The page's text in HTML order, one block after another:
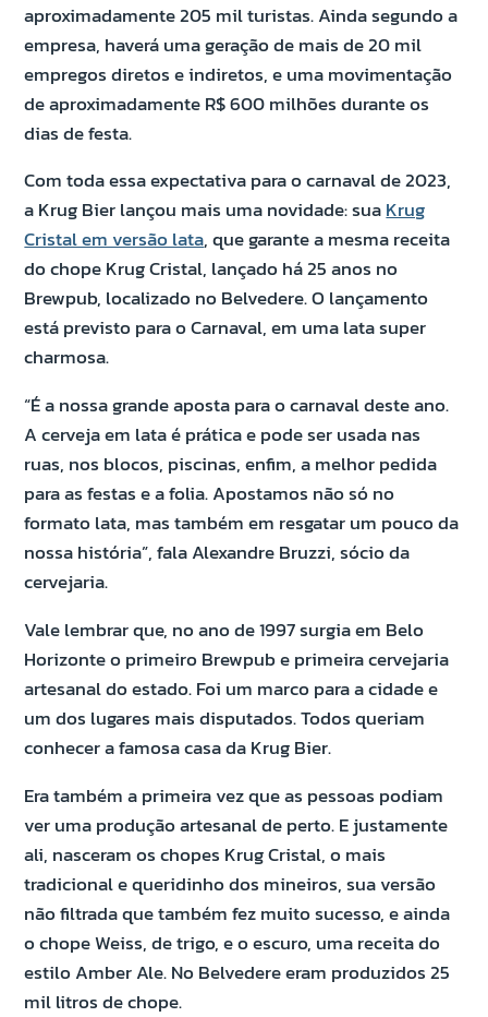
aproximadamente 205 mil turistas. Ainda segundo a
empresa, haverá uma geração de mais de 20 mil
empregos diretos e indiretos, e uma movimentação
de aproximadamente R$ 600 milhões durante os
dias de festa.
Com toda essa expectativa para o carnaval de 2023,
a Krug Bier lançou mais uma novidade: suaKrug
Cristal em versão lata, que garante a mesma receita
do chope Krug Cristal, lançado há 25 anos no
Brewpub, localizado no Belvedere. O lançamento
está previsto para o Carnaval, em uma lata super
charmosa.
“É a nossa grande aposta para o carnaval deste ano.
A cerveja em lata é prática e pode ser usada nas
ruas, nos blocos, piscinas, enfim, a melhor pedida
para as festas e a folia. Apostamos não só no
formato lata, mas também em resgatar um pouco da
nossa história”, fala Alexandre Bruzzi, sócio da
cervejaria.
Vale lembrar que, no ano de 1997 surgia em Belo
Horizonte o primeiro Brewpub e primeira cervejaria
artesanal do estado. Foi um marco para a cidade e
um dos lugares mais disputados. Todos queriam
conhecer a famosa casa da Krug Bier.
Era também a primeira vez que as pessoas podiam
ver uma produção artesanal de perto. E justamente
ali, nasceram os chopes Krug Cristal, o mais
tradicional e queridinho dos mineiros, sua versão
não filtrada que também fez muito sucesso, e ainda
o chope Weiss, de trigo, e o escuro, uma receita do
estilo Amber Ale. No Belvedere eram produzidos 25
mil litros de chope.